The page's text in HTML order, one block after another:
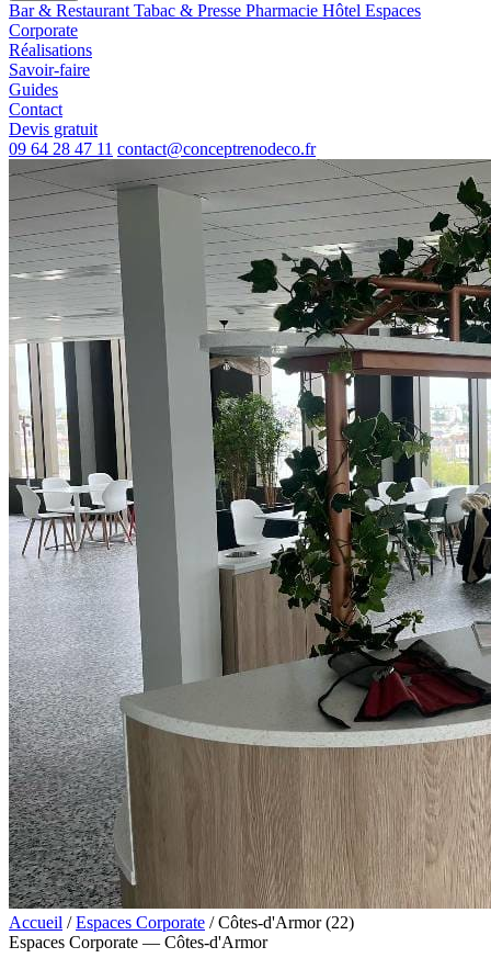
Bar & Restaurant Tabac & Presse Pharmacie Hôtel Espaces
Corporate
Réalisations
Savoir-faire
Guides
Contact
Devis gratuit
09 64 28 47 11 contact@conceptrenodeco.fr
Accueil / Espaces Corporate / Côtes-d'Armor (22)
Espaces Corporate — Côtes-d'Armor